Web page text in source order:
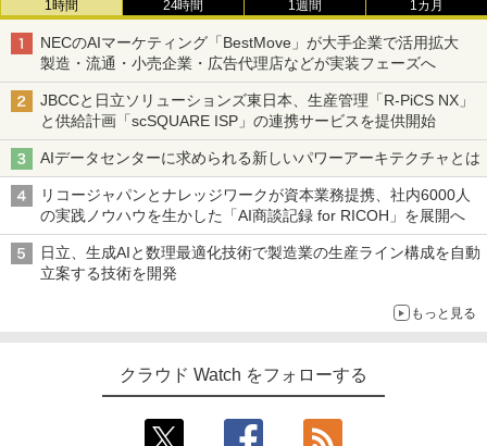
1時間 24時間 1週間 1カ月
NECのAIマーケティング「BestMove」が大手企業で活用拡大
製造・流通・小売企業・広告代理店などが実装フェーズへ
JBCCと日立ソリューションズ東日本、生産管理「R-PiCS NX」
と供給計画「scSQUARE ISP」の連携サービスを提供開始
AIデータセンターに求められる新しいパワーアーキテクチャとは
リコージャパンとナレッジワークが資本業務提携、社内6000人
の実践ノウハウを生かした「AI商談記録 for RICOH」を展開へ
日立、生成AIと数理最適化技術で製造業の生産ライン構成を自動
立案する技術を開発
もっと見る
クラウド Watch をフォローする